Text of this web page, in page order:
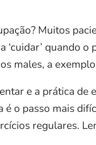
Muitos
‘cuidar’ quando
males, a
e a prática de
é o passo mais
regulares.